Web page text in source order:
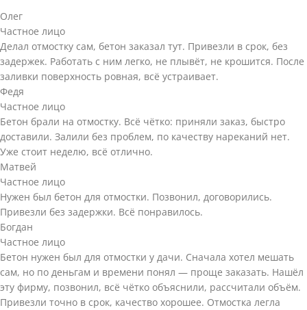
Олег
Частное лицо
Делал отмостку сам, бетон заказал тут. Привезли в срок, без
задержек. Работать с ним легко, не плывёт, не крошится. После
заливки поверхность ровная, всё устраивает.
Федя
Частное лицо
Бетон брали на отмостку. Всё чётко: приняли заказ, быстро
доставили. Залили без проблем, по качеству нареканий нет.
Уже стоит неделю, всё отлично.
Матвей
Частное лицо
Нужен был бетон для отмостки. Позвонил, договорились.
Привезли без задержки. Всё понравилось.
Богдан
Частное лицо
Бетон нужен был для отмостки у дачи. Сначала хотел мешать
сам, но по деньгам и времени понял — проще заказать. Нашёл
эту фирму, позвонил, всё чётко объяснили, рассчитали объём.
Привезли точно в срок, качество хорошее. Отмостка легла